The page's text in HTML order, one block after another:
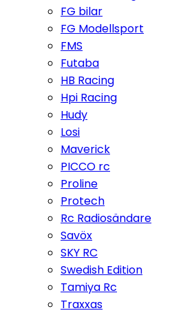
FG bilar
FG Modellsport
FMS
Futaba
HB Racing
Hpi Racing
Hudy
Losi
Maverick
PICCO rc
Proline
Protech
Rc Radiosändare
Savöx
SKY RC
Swedish Edition
Tamiya Rc
Traxxas